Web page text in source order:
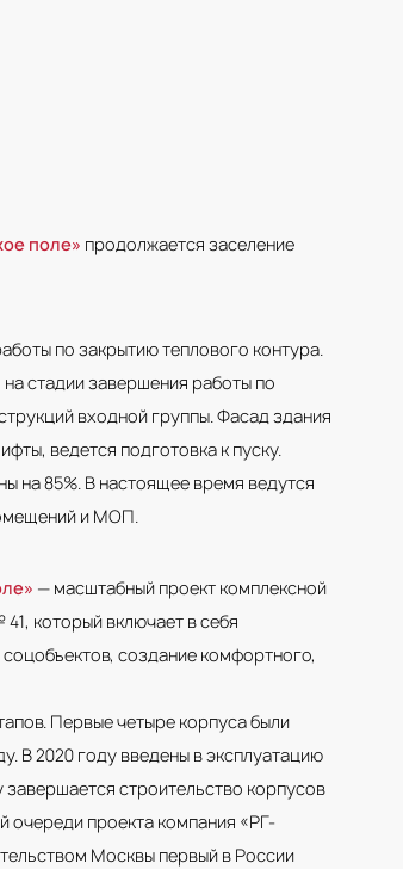
поле» продолжается заселение
по закрытию теплового контура.
стадии завершения работы по
входной группы. Фасад здания
ведется подготовка к пуску.
на 85%. В настоящее время ведутся
и МОП.
— масштабный проект комплексной
который включает в себя
создание комфортного,
Первые четыре корпуса были
В 2020 году введены в эксплуатацию
строительство корпусов
проекта компания «РГ-
Москвы первый в России